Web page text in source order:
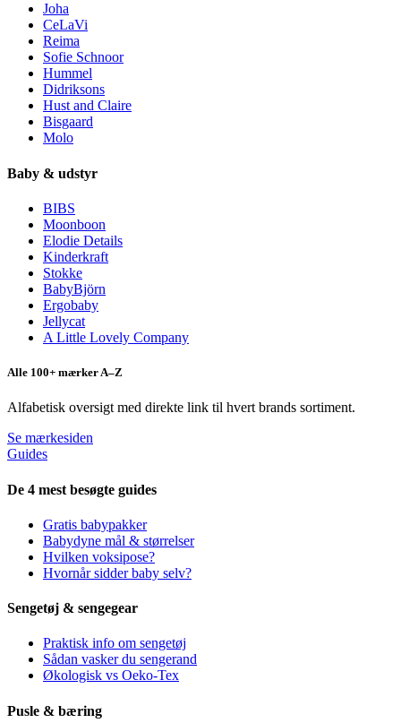
Joha
CeLaVi
Reima
Sofie Schnoor
Hummel
Didriksons
Hust and Claire
Bisgaard
Molo
Baby & udstyr
BIBS
Moonboon
Elodie Details
Kinderkraft
Stokke
BabyBjörn
Ergobaby
Jellycat
A Little Lovely Company
Alle 100+ mærker A–Z
Alfabetisk oversigt med direkte link til hvert brands sortiment.
Se mærkesiden
Guides
De 4 mest besøgte guides
Gratis babypakker
Babydyne mål & størrelser
Hvilken voksipose?
Hvornår sidder baby selv?
Sengetøj & sengegear
Praktisk info om sengetøj
Sådan vasker du sengerand
Økologisk vs Oeko-Tex
Pusle & bæring